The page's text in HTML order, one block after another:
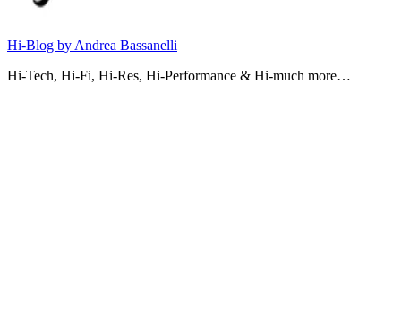
Hi-Blog by Andrea Bassanelli
Hi-Tech, Hi-Fi, Hi-Res, Hi-Performance & Hi-much more…